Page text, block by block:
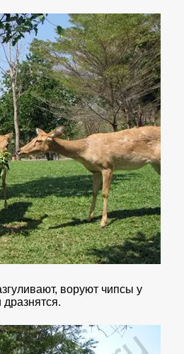
воруют чипсы у
дразнятся.